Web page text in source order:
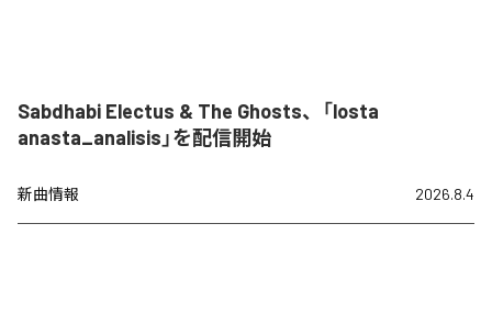
Sabdhabi Electus & The Ghosts、「losta
anasta_analisis」を配信開始
新曲情報 2026.8.4